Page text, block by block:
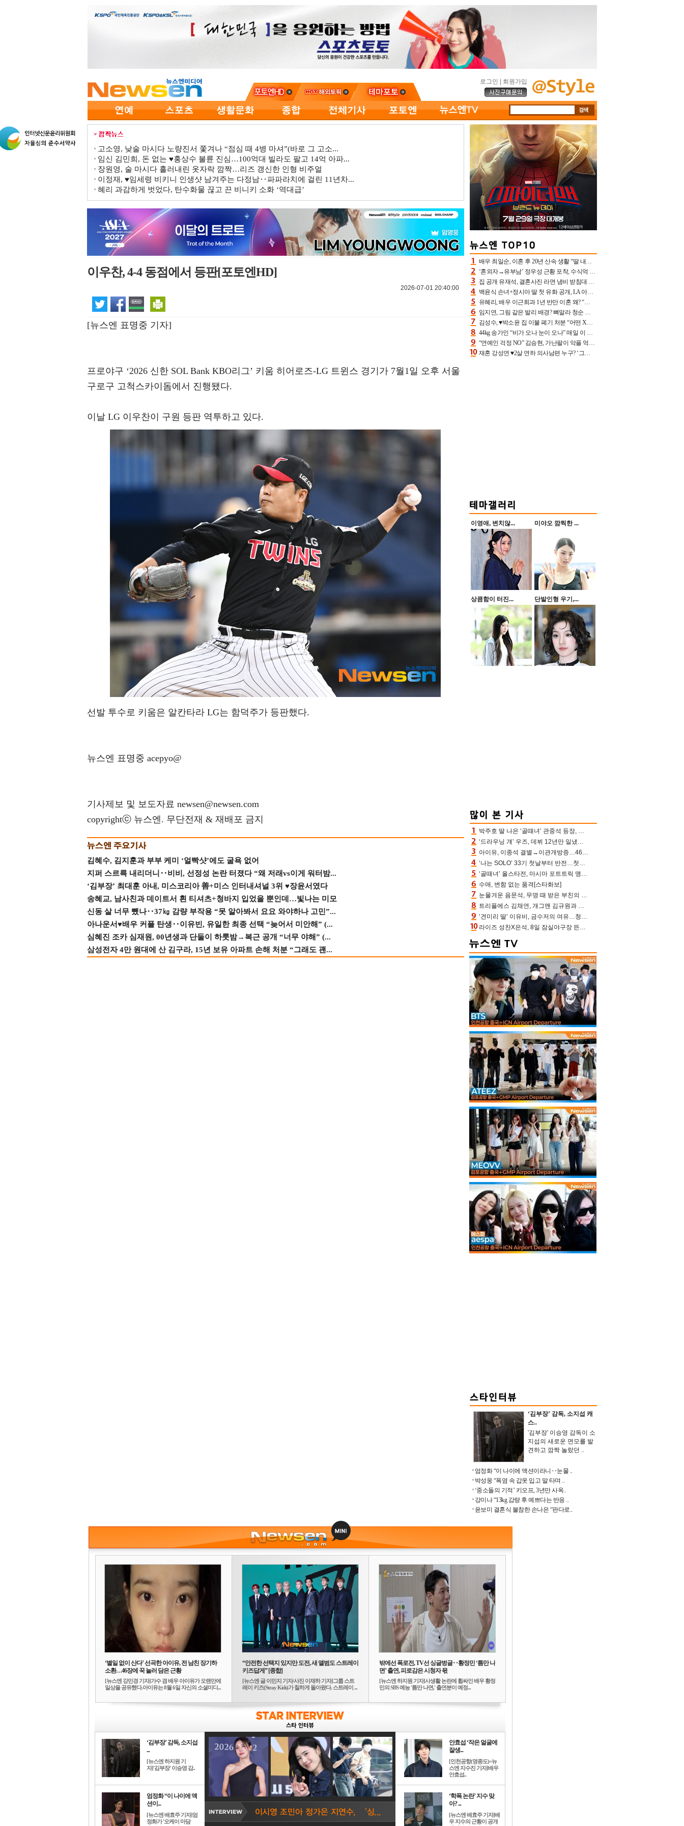
로그인 회원가입
고소영, 낮술 마시다 노량진서 쫓겨나 “점심 때 4병 마셔”(바로 그 고소...
임신 김민희, 돈 없는 ♥홍상수 불륜 진심…100억대 빌라도 팔고 14억 아파...
장원영, 술 마시다 흘러내린 옷자락 깜짝…리즈 갱신한 인형 비주얼
이정재, ♥임세령 비키니 인생샷 남겨주는 다정남‥파파라치에 걸린 11년차...
혜리 과감하게 벗었다, 탄수화물 끊고 끈 비니키 소화 ‘역대급’
이우찬, 4-4 동점에서 등판[포토엔HD]
2026-07-01 20:40:00
[뉴스엔 표명중 기자]
프로야구 ‘2026 신한 SOL Bank KBO리그’ 키움 히어로즈-LG 트윈스 경기가 7월1일 오후 서울
구로구 고척스카이돔에서 진행됐다.
이날 LG 이우찬이 구원 등판 역투하고 있다.
선발 투수로 키움은 알칸타라 LG는 함덕주가 등판했다.
뉴스엔 표명중 acepyo@
기사제보 및 보도자료 newsen@newsen.com
copyrightⓒ 뉴스엔. 무단전재 & 재배포 금지
김혜수, 김지훈과 부부 케미 ‘얼빡샷’에도 굴욕 없어
지퍼 스르륵 내리더니‥비비, 선정성 논란 터졌다 “왜 저래vs이게 워터밤...
‘김부장’ 최대훈 아내, 미스코리아 善+미스 인터내셔널 3위 ♥장윤서였다
송혜교, 남사친과 데이트서 흰 티셔츠+청바지 입었을 뿐인데…빛나는 미모
신동 살 너무 뺐나‥37㎏ 감량 부작용 “못 알아봐서 요요 와야하나 고민”...
아나운서♥배우 커플 탄생‥이유빈, 유일한 최종 선택 “늦어서 미안해” (...
심혜진 조카 심재원, 00년생과 단둘이 하룻밤→복근 공개 “너무 야해” (...
삼성전자 4만 원대에 산 김구라, 15년 보유 아파트 손해 처분 “그래도 괜...
배우 최일순, 이혼 후 20년 산속 생활 “딸 내가 버렸다고 원망‥맘 아파”(특종)[어제TV]
‘혼외자→유부남’ 정우성 근황 포착, 수식억 해킹 피해 후배 만났다 “존경하는”
집 공개 유재석, 결혼사진 라면 냄비 받침대 되고 분노‥가족사진도 피해(놀뭐)[어제TV]
백윤식 손녀+정시아 딸 첫 유화 공개, LA 아트쇼→서울국제조각페스타 작가다운 수준급 실력
유혜리, 배우 이근희과 1년 반만 이혼 왜? “식칼 꽂고 의자 던져” 충격 폭로(특종)[어제TV]
임지연, 그림 같은 발리 배경? 뼈말라 청순 비키니 핏에 상대 안 되네
김성수, ♥박소윤 집 이불 폐기 처분 “어떤 X이랑 썼을지 몰라” 질투(신랑수업2)[어제TV]
44kg 송가인 “비가 오나 눈이 오나” 매일 이 운동, 허벅지 근육량 상승+체지방 감소
“연예인 걱정 NO” 김승현, 가난팔이 악플 억울할만‥아내+딸과 日 여행
재혼 강성연 ♥2살 연하 의사남편 누구? ‘그알’ 자문의에 훈남 비주얼 초엘리트 스펙 [종합]
이영애, 변치않... 미야오 깜찍한 ...
상큼함이 터진... 단발인형 우기,...
박주호 딸 나은 ‘골때녀’ 관중석 등장, 김민재 복제인간 보고 혼란 [결정적장면]
‘드라우닝 걔’ 우즈, 데뷔 12년만 일냈다…체조경기장 입성 확정
아이유, 이종석 결별→이관개방증…46장 꽉 채운 유애나 ♥ “열심히 사는 중”
‘나는 SOLO’ 33기 첫날부터 반전…첫인상 0표 영호, 호감남 급부상
‘골때녀’ 올스타전, 마시마 포트트릭 맹추격전 5:4 골 잔치 ‘짜릿’ [어제TV]
수애, 변함 없는 품격[스타화보]
눈물겨운 음문석, 무명 때 받은 부친의 전재산→폐암 父 세상 떠나기 전 여행(유퀴즈)[어제TV]
트리플에스 김채연, 개그맨 김규원과 함께 프리뷰쇼 진행 [포토엔HD]
‘견미리 딸’ 이유비, 금수저의 여유…청순 미모에 반전 슬림 라인
라이즈 성찬X은석, 8일 잠실야구장 뜬다…시구 시타+특별공연까지
‘김부장’ 감독, 소지섭 캐
스..
'김부장' 이승영 감독이 소
지섭의 새로운 면모를 발
견하고 깜짝 놀랐던 ..
엄정화 “이 나이에 액션이라니‥눈물 ..
박성웅 “폭염 속 갑옷 입고 말 타며 ..
‘중소돌의 기적’ 키오프, 3년만 사옥..
강미나 “13kg 감량 후 예쁘다는 반응 ..
윤보미 결혼식 불참한 손나은 “판다로..
‘별일 없이 산다’ 선곡한 아이유, 전 남친 장기하
소환…46장에 꾹 눌러 담은 근황
[뉴스엔 강민경 기자]가수 겸 배우 아이유가 오랜만에
일상을 공유했다.아이유는 8월 6일 자신의 소셜미디...
“안전한 선택지 있지만 도전, 새 앨범도 스트레이
키즈답게” [종합]
[뉴스엔 글 이민지 기자/사진 이재하 기자]그룹 스트
레이 키즈(Stray Kids)가 칠하게 돌아왔다. 스트레이 ...
밖에선 폭로전, TV선 싱글벙글‥황정민 ‘틈만 나
면’ 출연, 피로감은 시청자 몫
[뉴스엔 하지원 기자]사생활 논란에 휩싸인 배우 황정
민의 SBS 예능 '틈만 나면,' 출연분이 예정...
‘김부장’ 감독, 소지섭
...
[뉴스엔 하지원 기
자]'김부장' 이승영 감..
엄정화 “이 나이에 액
션이...
[뉴스엔 배효주 기자]엄
정화가 '오케이 마담
안효섭 ‘작은 얼굴에
잘생...
[인천공항(영종도)=뉴
스엔 지수진 기자]배우
안효섭..
‘학폭 논란’ 지수 맞
아? ...
[뉴스엔 배효주 기자]배
우 지수의 근황이 공개